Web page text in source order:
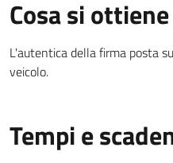
Cosa si ottiene
L'autentica della firma posta
veicolo.
Tempi e